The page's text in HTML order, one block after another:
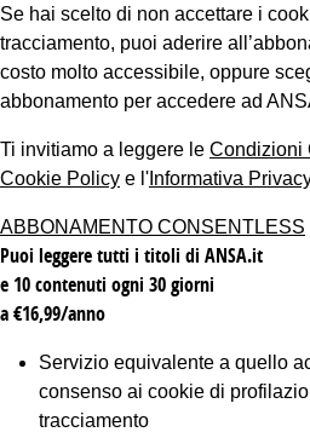
Se hai scelto di non accettare i
tracciamento, puoi aderire
costo molto accessibile, oppure
abbonamento per accedere ad
Ti invitiamo a leggere le Condizioni
Cookie Policy e l' Informativa Privacy
ABBONAMENTO CONSENTLESS
Puoi leggere tutti i titoli di ANSA.it
e 10 contenuti ogni 30 giorni
a €16,99/anno
Servizio equivalente a quello
consenso ai cookie di
tracciamento